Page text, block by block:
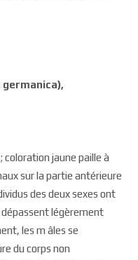
jaune paille à
sur la partie antérieure
des deux sexes ont
dépassent légèrement
les m âles se
du corps non